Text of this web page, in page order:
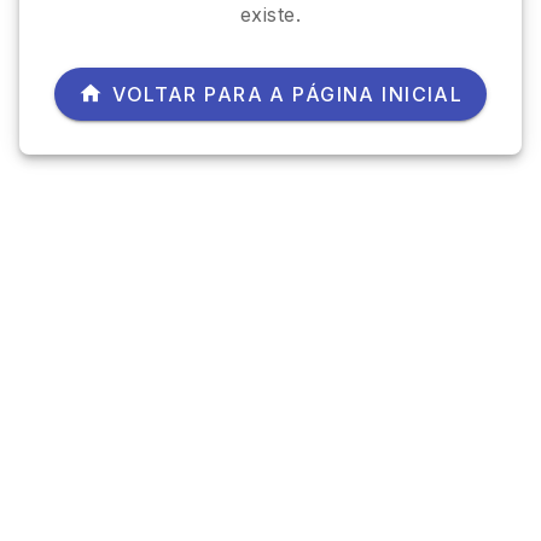
existe.
VOLTAR PARA A PÁGINA INICIAL